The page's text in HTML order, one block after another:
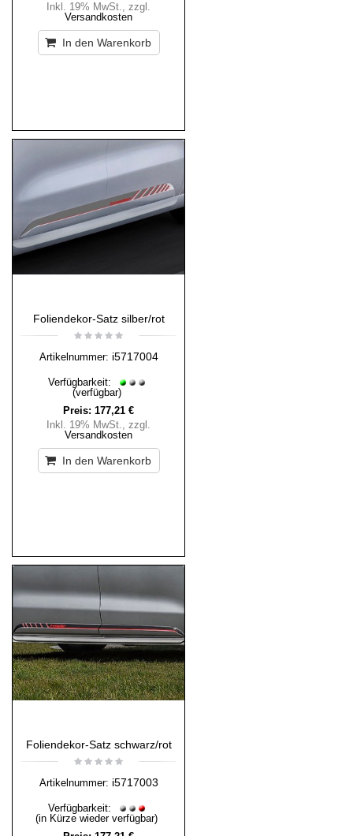
Inkl. 19% MwSt., zzgl.
Versandkosten
In den Warenkorb
Foliendekor-Satz silber/rot
Artikelnummer: i5717004
Verfügbarkeit:
(verfügbar)
Preis: 177,21 €
Inkl. 19% MwSt., zzgl.
Versandkosten
In den Warenkorb
Foliendekor-Satz schwarz/rot
Artikelnummer: i5717003
Verfügbarkeit:
(in Kürze wieder verfügbar)